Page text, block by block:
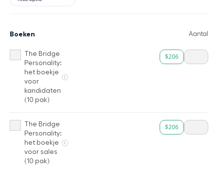
Boeken Aantal
The Bridge
Personality:
het boekje
voor
kandidaten
(10 pak)
i
$206
The Bridge
Personality:
het boekje
voor sales
(10 pak)
i
$206